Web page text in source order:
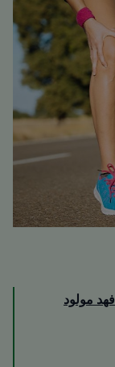
فهد مولود